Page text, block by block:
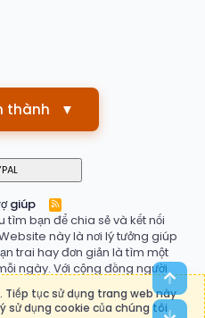
thành ▼
giúp
R
S
S
tìm bạn để chia sẻ và kết nối
này là nơi lý tưởng giúp
trai hay đơn giản là tìm một
ngày. Với cộng đồng người
thông minh và giao diện thân
thấy mối quan hệ phù hợp với
Tiếp tục sử dụng trang web này
sử dụng cookie của chúng tôi.
Top